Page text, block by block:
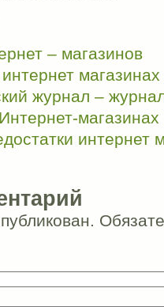
– магазинов
магазинах
журнал –
магазинах
интернет